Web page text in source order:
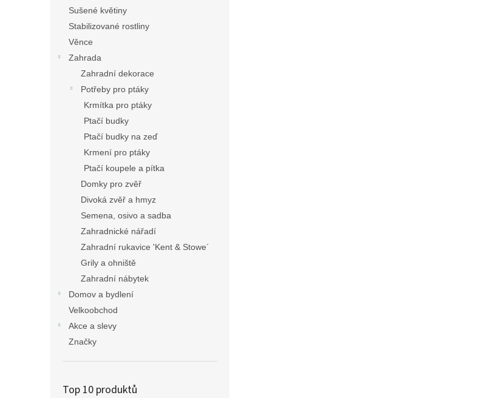
Sušené květiny
Stabilizované rostliny
Věnce
Zahrada
Zahradní dekorace
Potřeby pro ptáky
Krmítka pro ptáky
Ptačí budky
Ptačí budky na zeď
Krmení pro ptáky
Ptačí koupele a pítka
Domky pro zvěř
Divoká zvěř a hmyz
Semena, osivo a sadba
Zahradnické nářadí
Zahradní rukavice 'Kent & Stowe´
Grily a ohniště
Zahradní nábytek
Domov a bydlení
Velkoobchod
Akce a slevy
Značky
Top 10 produktů